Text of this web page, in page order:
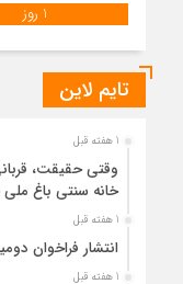
1 روز
تایم لاین
1 هفته قبل
وقتی حقیقت،
خانه سنتی باغ
1 هفته قبل
انتشار فراخوان
1 هفته قبل